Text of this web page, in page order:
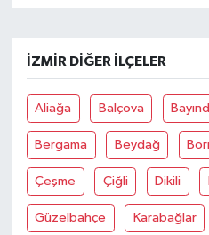
İZMIR DIĞER İLÇELER
Aliağa Balçova
Bergama Beydağ
Çeşme Çiğli Dikili
Güzelbahçe Karabağlar